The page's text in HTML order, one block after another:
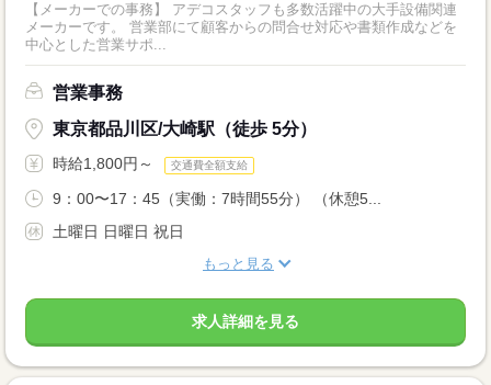
【メーカーでの事務】 アデコスタッフも多数活躍中の大手設備関連
メーカーです。 営業部にて顧客からの問合せ対応や書類作成などを
中心とした営業サポ...
営業事務
東京都品川区/大崎駅（徒歩 5分）
時給1,800円～ 交通費全額支給
9：00〜17：45（実働：7時間55分） （休憩5...
土曜日 日曜日 祝日
もっと見る
求人詳細を見る